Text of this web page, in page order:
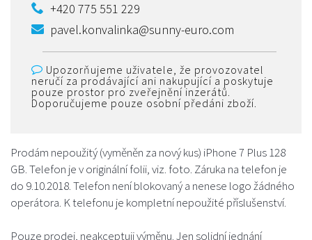
+420 775 551 229
pavel.konvalinka@sunny-euro.com
Upozorňujeme uživatele, že provozovatel
neručí za prodávající ani nakupující a poskytuje
pouze prostor pro zveřejnění inzerátů.
Doporučujeme pouze osobní předáni zboží.
Prodám nepoužitý (vyměněn za nový kus) iPhone 7 Plus 128
GB. Telefon je v originální folii, viz. foto. Záruka na telefon je
do 9.10.2018. Telefon není blokovaný a nenese logo žádného
operátora. K telefonu je kompletní nepoužité příslušenství.
Pouze prodej, neakceptuji výměnu. Jen solidní jednání